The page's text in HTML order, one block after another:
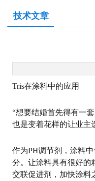
技术文章
Tris在涂料中的应用
“想要结婚首先得有一
也是变着花样的让业主
作为PH调节剂，涂料
分。让涂料具有很好的
交联促进剂，加快涂料